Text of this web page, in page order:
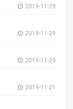
2019-11-29
2019-11-29
2019-11-29
2019-11-21